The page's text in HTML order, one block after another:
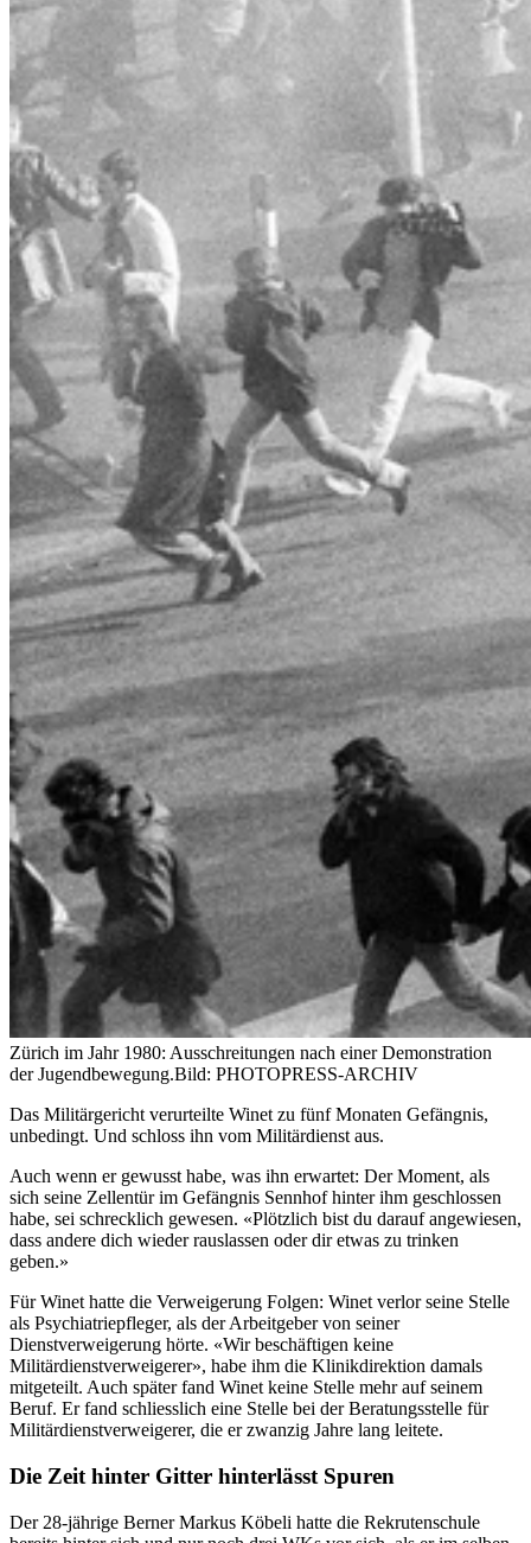
Zürich im Jahr 1980: Ausschreitungen nach einer Demonstration
der Jugendbewegung.Bild: PHOTOPRESS-ARCHIV
Das Militärgericht verurteilte Winet zu fünf Monaten Gefängnis,
unbedingt. Und schloss ihn vom Militärdienst aus.
Auch wenn er gewusst habe, was ihn erwartet: Der Moment, als
sich seine Zellentür im Gefängnis Sennhof hinter ihm geschlossen
habe, sei schrecklich gewesen. «Plötzlich bist du darauf angewiesen,
dass andere dich wieder rauslassen oder dir etwas zu trinken
geben.»
Für Winet hatte die Verweigerung Folgen: Winet verlor seine Stelle
als Psychiatriepfleger, als der Arbeitgeber von seiner
Dienstverweigerung hörte. «Wir beschäftigen keine
Militärdienstverweigerer», habe ihm die Klinikdirektion damals
mitgeteilt. Auch später fand Winet keine Stelle mehr auf seinem
Beruf. Er fand schliesslich eine Stelle bei der Beratungsstelle für
Militärdienstverweigerer, die er zwanzig Jahre lang leitete.
Die Zeit hinter Gitter hinterlässt Spuren
Der 28-jährige Berner Markus Köbeli hatte die Rekrutenschule